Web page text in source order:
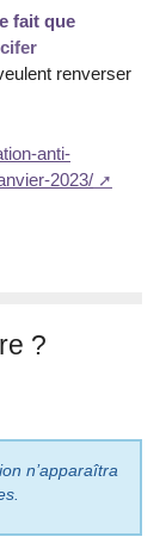
fait que
renverser
anti-
2023/
?
n’apparaîtra